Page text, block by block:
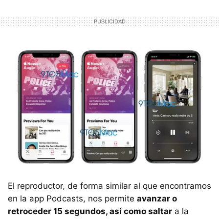
El reproductor, de forma similar al que encontramos
en la app Podcasts, nos permite avanzar o
retroceder 15 segundos, así como saltar a la